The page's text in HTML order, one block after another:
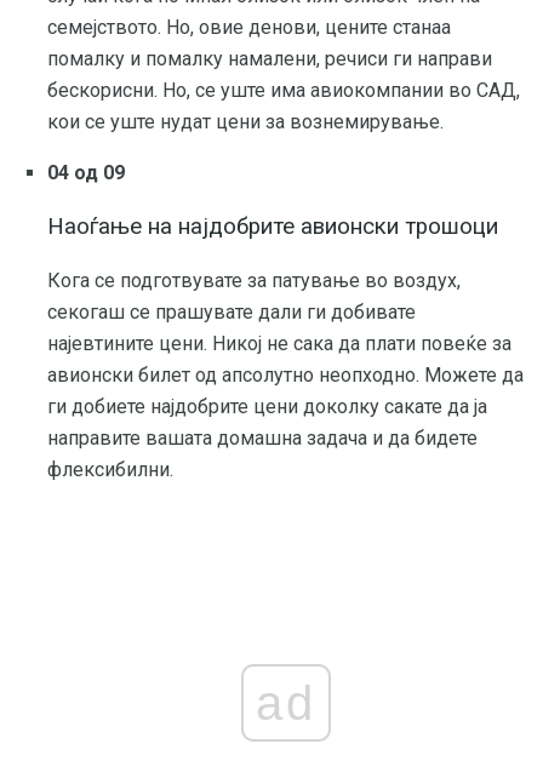
семејството. Но, овие денови, цените станаа
помалку и помалку намалени, речиси ги направи
бескорисни. Но, се уште има авиокомпании во САД,
кои се уште нудат цени за вознемирување.
04 од 09
Наоѓање на најдобрите авионски трошоци
Кога се подготвувате за патување во воздух,
секогаш се прашувате дали ги добивате
најевтините цени. Никој не сака да плати повеќе за
авионски билет од апсолутно неопходно. Можете да
ги добиете најдобрите цени доколку сакате да ја
направите вашата домашна задача и да бидете
флексибилни.
ad